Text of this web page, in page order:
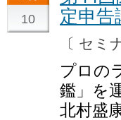
10
定申告
〔 セ
プロの
鑑」を
北村盛